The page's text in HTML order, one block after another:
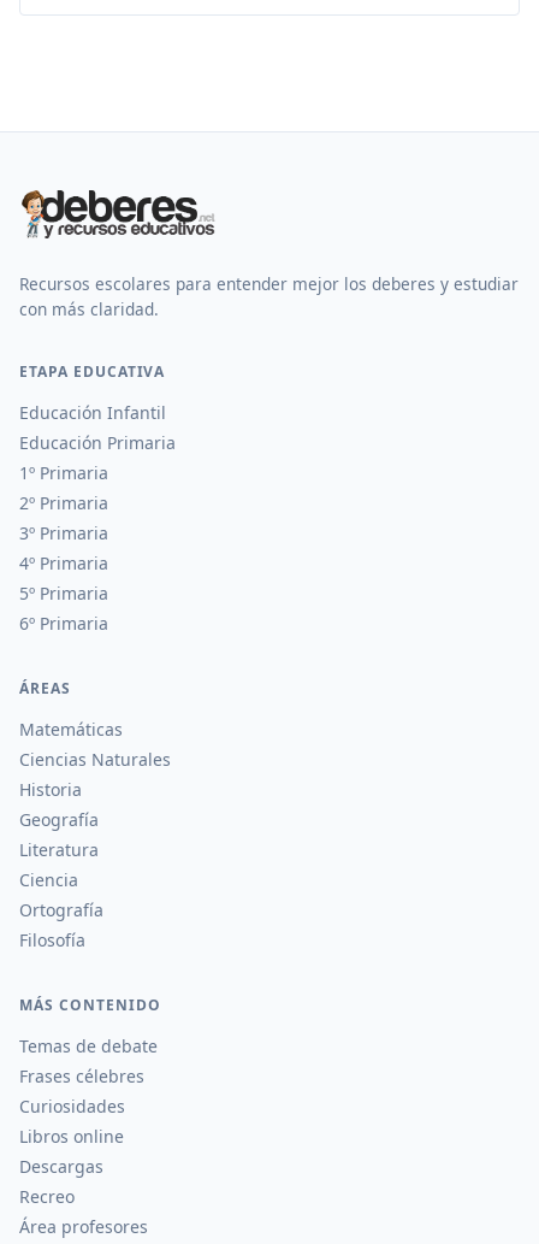
Recursos escolares para entender mejor los deberes y estudiar
con más claridad.
ETAPA EDUCATIVA
Educación Infantil
Educación Primaria
1º Primaria
2º Primaria
3º Primaria
4º Primaria
5º Primaria
6º Primaria
ÁREAS
Matemáticas
Ciencias Naturales
Historia
Geografía
Literatura
Ciencia
Ortografía
Filosofía
MÁS CONTENIDO
Temas de debate
Frases célebres
Curiosidades
Libros online
Descargas
Recreo
Área profesores